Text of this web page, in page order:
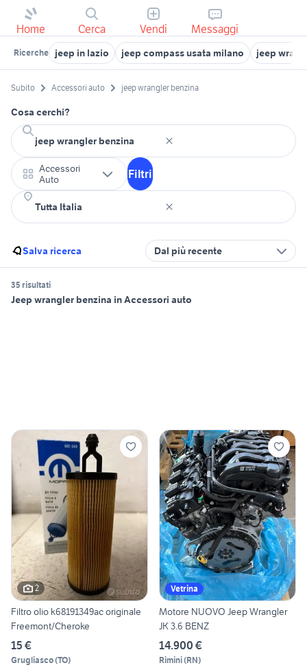
Home Cerca Vendi Messaggi
Ricerche jeep in lazio jeep compass usata milano jeep
Subito Accessori auto jeep wrangler benzina
Cosa cerchi?
Accessori
Auto
Filtri
Salva ricerca Dal più recente
35 risultati
Jeep wrangler benzina in Accessori auto
2
Filtro olio k68191349ac originale
Freemont/Cheroke
15 €
Grugliasco(TO)
Vetrina
Motore NUOVO Jeep Wrangler
JK 3.6 BENZ
14.900 €
Rimini(RN)